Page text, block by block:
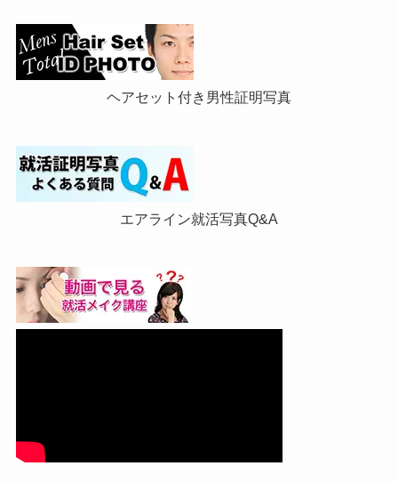
ヘアセット付き男性証明写真
エアライン就活写真Q&A